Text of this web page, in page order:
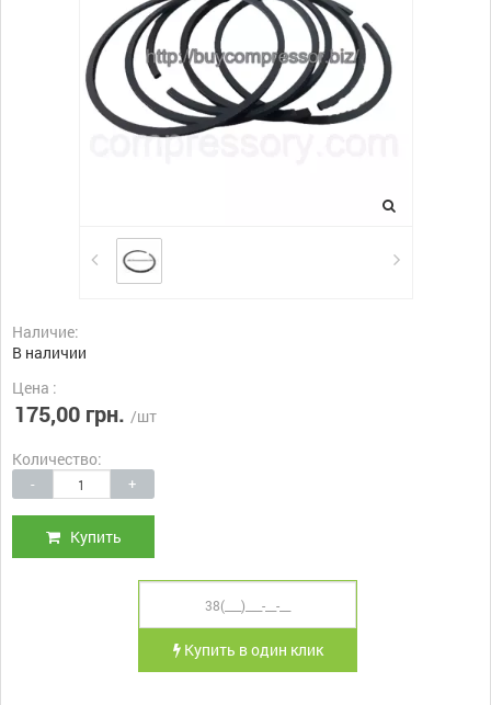
Наличие:
В наличии
Цена :
175,00 грн. /шт
Количество:
- +
Купить
Купить в один клик